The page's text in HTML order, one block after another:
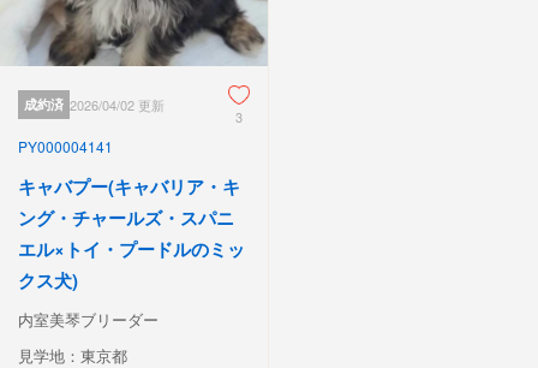
成約済 2026/04/02 更新
3
PY000004141
キャバプー(キャバリア・キ
ング・チャールズ・スパニ
エル×トイ・プードルのミッ
クス犬)
内室美琴ブリーダー
見学地：東京都